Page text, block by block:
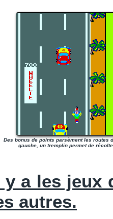
Des bonus de points parsèment les routes
gauche, un tremplin permet de
y a les jeux
autres.